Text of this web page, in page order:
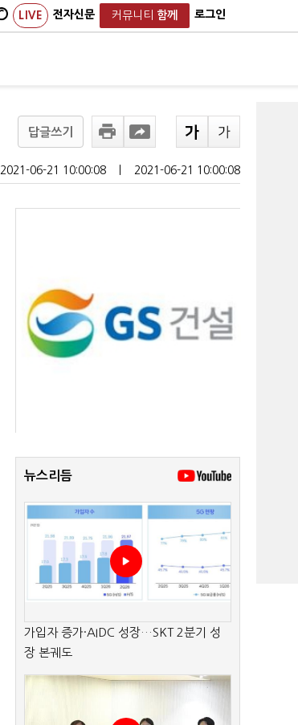
LIVE 전자신문 커뮤니티 함께 로그인
답글쓰기
2021-06-21 10:00:08 2021-06-21 10:00:08
뉴스리듬
가입자 증가·AIDC 성장…SKT 2분기 성
장 본궤도